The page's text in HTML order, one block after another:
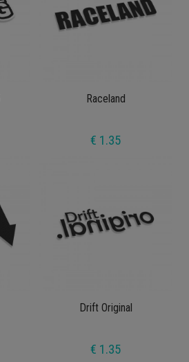
Raceland
€ 1.35
Drift Original
€ 1.35